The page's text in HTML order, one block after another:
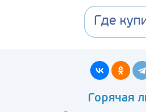
Где
Горячая